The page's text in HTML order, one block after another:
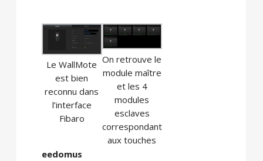
Le WallMote
est bien
reconnu dans
l’interface
Fibaro
On retrouve le
module maître
et les 4
modules
esclaves
correspondant
aux touches
eedomus